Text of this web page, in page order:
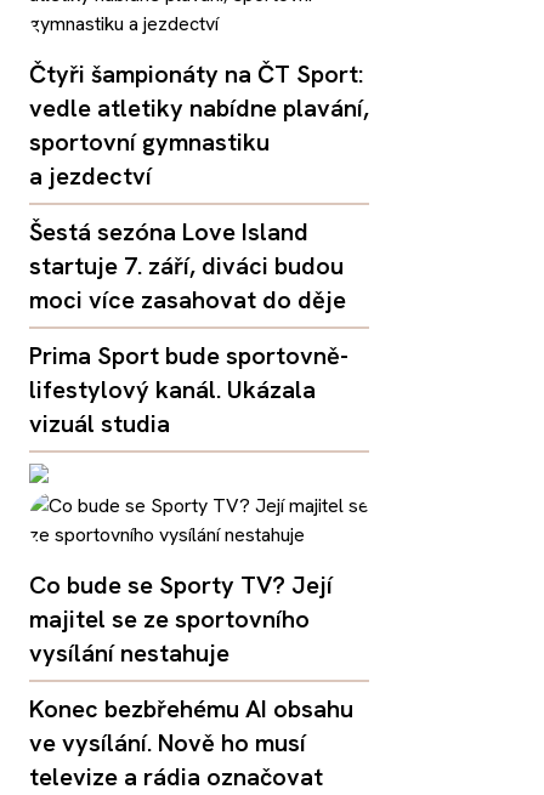
Čtyři šampionáty na ČT Sport:
vedle atletiky nabídne plavání,
sportovní gymnastiku
a jezdectví
Šestá sezóna Love Island
startuje 7. září, diváci budou
moci více zasahovat do děje
Prima Sport bude sportovně-
lifestylový kanál. Ukázala
vizuál studia
Co bude se Sporty TV? Její
majitel se ze sportovního
vysílání nestahuje
Konec bezbřehému AI obsahu
ve vysílání. Nově ho musí
televize a rádia označovat